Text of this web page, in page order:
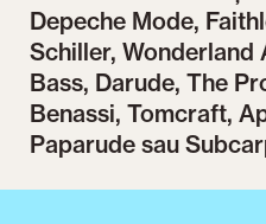
Depeche Mode,
Schiller, Wonderland
Bass, Darude, The
Benassi, Tomcraft,
Paparude sau